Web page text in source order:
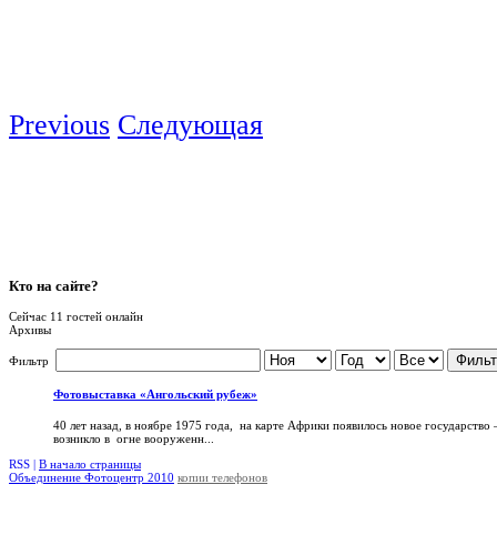
Previous Следующая
Кто на сайте?
Сейчас 11 гостей онлайн
Архивы
Фильтр
Фотовыставка «Ангольский рубеж»
40 лет назад, в ноябре 1975 года, на карте Африки появилось новое
возникло в огне вооруженн...
RSS | В начало страницы
Объединение Фотоцентр 2010 копии телефонов